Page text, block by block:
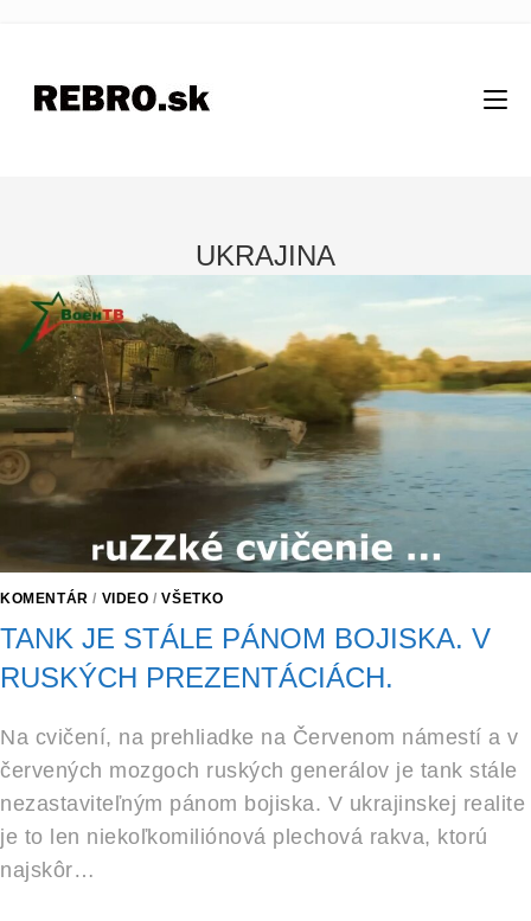
UKRAJINA
KOMENTÁR / VIDEO /VŠETKO
TANK JE STÁLE PÁNOM BOJISKA. V
RUSKÝCH PREZENTÁCIÁCH.
Na cvičení, na prehliadke na Červenom námestí a v
červených mozgoch ruských generálov je tank stále
nezastaviteľným pánom bojiska. V ukrajinskej realite
je to len niekoľkomiliónová plechová rakva, ktorú
najskôr…